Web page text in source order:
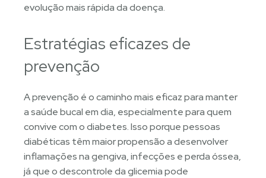
evolução mais rápida da doença.
Estratégias eficazes de
prevenção
A prevenção é o caminho mais eficaz para manter
a saúde bucal em dia, especialmente para quem
convive com o diabetes. Isso porque pessoas
diabéticas têm maior propensão a desenvolver
inflamações na gengiva, infecções e perda óssea,
já que o descontrole da glicemia pode